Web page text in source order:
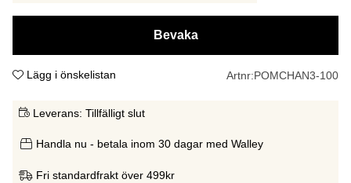
Bevaka
Lägg i önskelistan Artnr:POMCHAN3-100
Leverans: Tillfälligt slut
Handla nu - betala inom 30 dagar med Walley
Fri standardfrakt över 499kr